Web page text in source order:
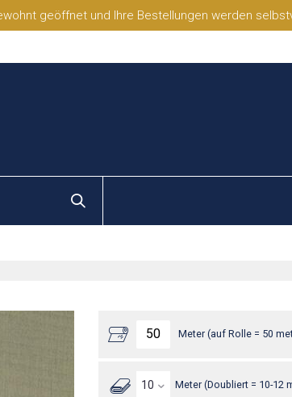
geöffnet und Ihre Bestellungen werden
Meter (auf Rolle = 50
Meter (Doubliert = 10-12